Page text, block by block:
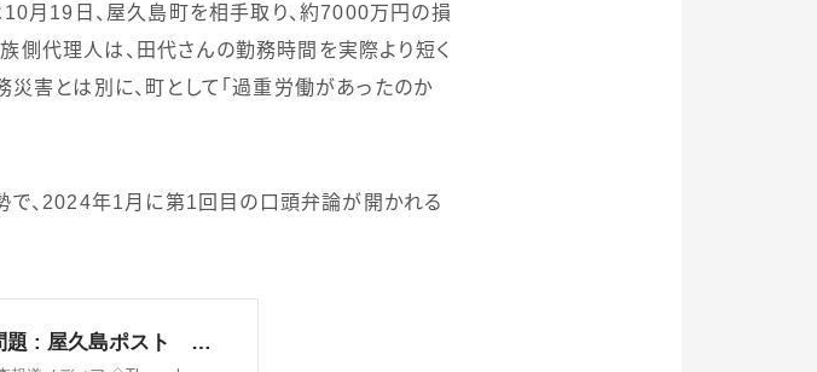
10月 19 日、屋久島町を相手取り、約7000万円の損
代理人は、田代さんの勤務時間を実際より短く
災害とは別に、町として「過重労働があったのか
、 2024年1 月に第1 回目の口頭弁論が開かれる